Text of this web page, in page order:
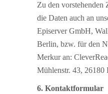
Zu den
die Daten auch an
Episerver GmbH,
Berlin, bzw. für den
Merkur an:
Mühlenstr. 43, 26180
6. Kontaktformular